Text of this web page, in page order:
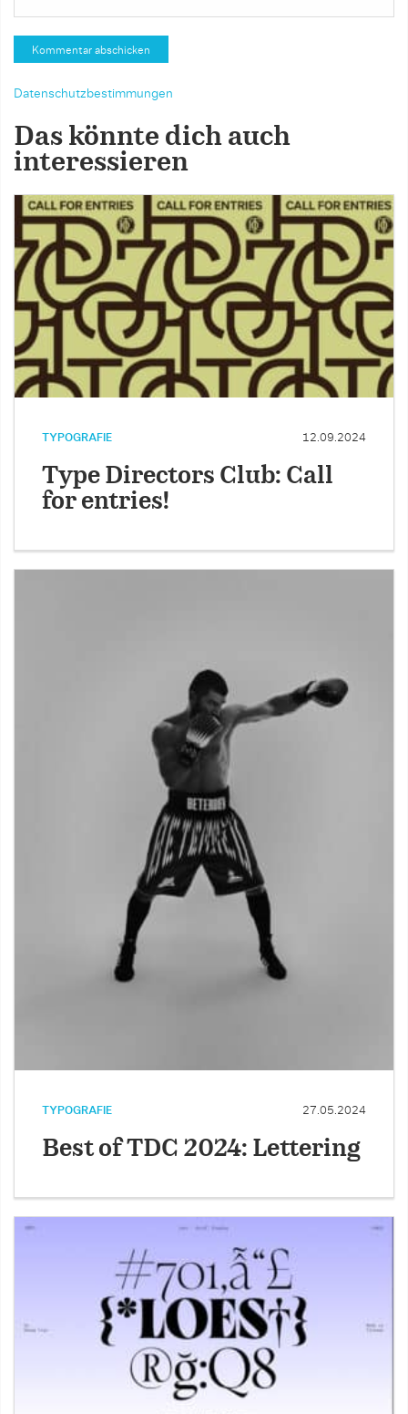
Datenschutzbestimmungen
Das könnte dich auch
interessieren
TYPOGRAFIE 12.09.2024
Type Directors Club: Call
for entries!
TYPOGRAFIE 27.05.2024
Best of TDC 2024: Lettering